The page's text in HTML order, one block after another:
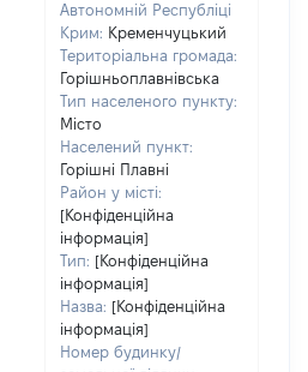
Автономній Республіці
Крим: Кременчуцький
Територіальна громада:
Горішньоплавнівська
Тип населеного пункту:
Місто
Населений пункт:
Горішні Плавні
Район у місті:
[Конфіденційна
інформація]
Тип: [Конфіденційна
інформація]
Назва: [Конфіденційна
інформація]
Номер будинку/